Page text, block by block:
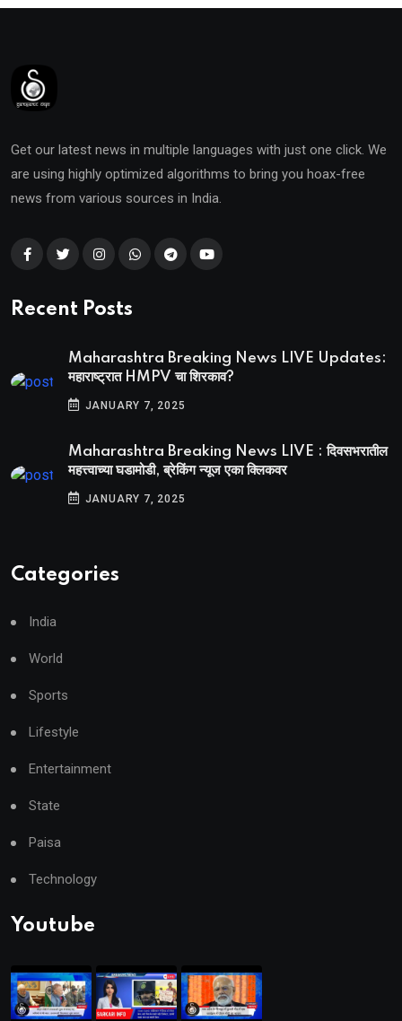
Get our latest news in multiple languages with just one click. We
are using highly optimized algorithms to bring you hoax-free
news from various sources in India.
Recent Posts
Maharashtra Breaking News LIVE Updates:
महाराष्ट्रात HMPV चा शिरकाव?
JANUARY 7, 2025
Maharashtra Breaking News LIVE : दिवसभरातील
महत्त्वाच्या घडामोडी, ब्रेकिंग न्यूज एका क्लिकवर
JANUARY 7, 2025
Categories
India
World
Sports
Lifestyle
Entertainment
State
Paisa
Technology
Youtube